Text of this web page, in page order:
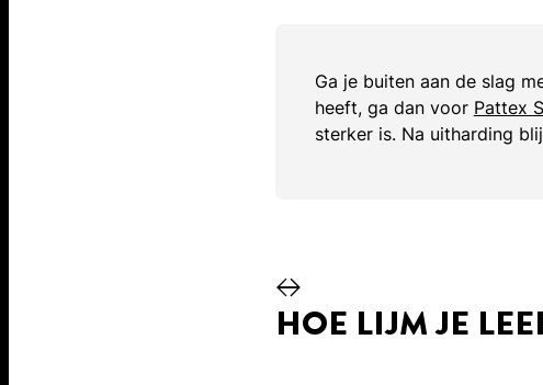
Ga je buiten aan de slag
heeft, ga dan voor Pattex
sterker is. Na uitharding
HOE LIJM JE